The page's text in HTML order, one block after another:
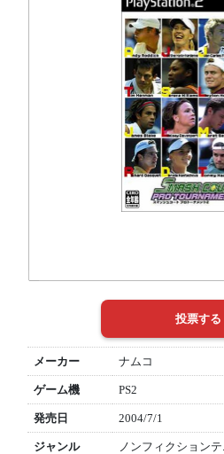
メーカー ナムコ
ゲーム機 PS2
発売日 2004/7/1
ジャンル ノンフィクション